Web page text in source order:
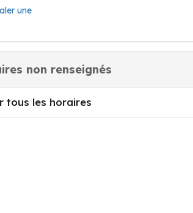
une
non renseignés
tous les horaires